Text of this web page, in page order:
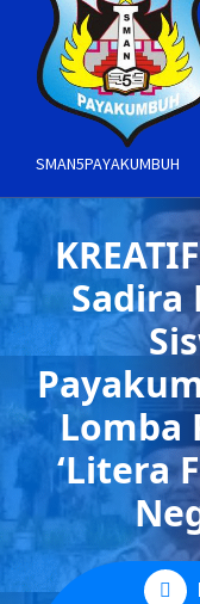
SMAN5PAYAKUMBUH
Sadira
Lomba
‘Litera